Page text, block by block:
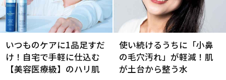
いつものケアに1品足すだ
け！自宅で手軽に仕込む
【美容医療級】のハリ肌
使い続けるうちに「小鼻
の毛穴汚れ」が軽減！肌
が土台から整う水